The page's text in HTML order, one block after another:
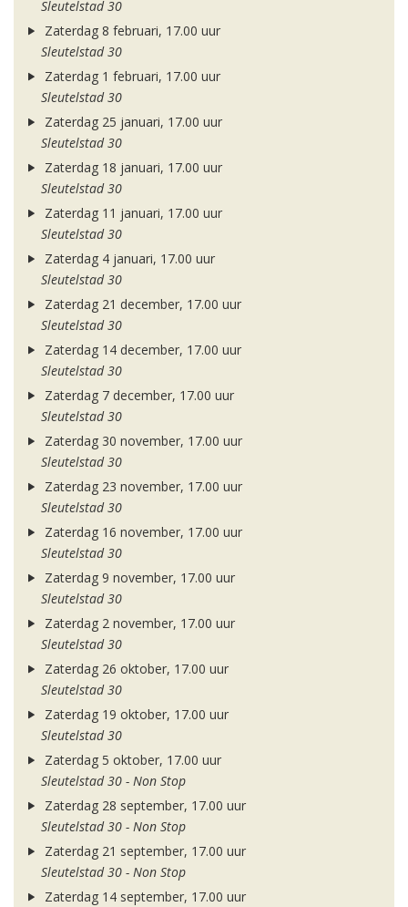
Sleutelstad 30
Zaterdag 8 februari, 17.00 uur
Sleutelstad 30
Zaterdag 1 februari, 17.00 uur
Sleutelstad 30
Zaterdag 25 januari, 17.00 uur
Sleutelstad 30
Zaterdag 18 januari, 17.00 uur
Sleutelstad 30
Zaterdag 11 januari, 17.00 uur
Sleutelstad 30
Zaterdag 4 januari, 17.00 uur
Sleutelstad 30
Zaterdag 21 december, 17.00 uur
Sleutelstad 30
Zaterdag 14 december, 17.00 uur
Sleutelstad 30
Zaterdag 7 december, 17.00 uur
Sleutelstad 30
Zaterdag 30 november, 17.00 uur
Sleutelstad 30
Zaterdag 23 november, 17.00 uur
Sleutelstad 30
Zaterdag 16 november, 17.00 uur
Sleutelstad 30
Zaterdag 9 november, 17.00 uur
Sleutelstad 30
Zaterdag 2 november, 17.00 uur
Sleutelstad 30
Zaterdag 26 oktober, 17.00 uur
Sleutelstad 30
Zaterdag 19 oktober, 17.00 uur
Sleutelstad 30
Zaterdag 5 oktober, 17.00 uur
Sleutelstad 30 - Non Stop
Zaterdag 28 september, 17.00 uur
Sleutelstad 30 - Non Stop
Zaterdag 21 september, 17.00 uur
Sleutelstad 30 - Non Stop
Zaterdag 14 september, 17.00 uur